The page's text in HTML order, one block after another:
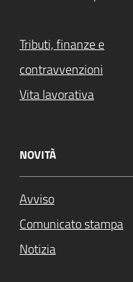
Tributi, finanze e
contravvenzioni
Vita lavorativa
NOVITÀ
Avviso
Comunicato stampa
Notizia